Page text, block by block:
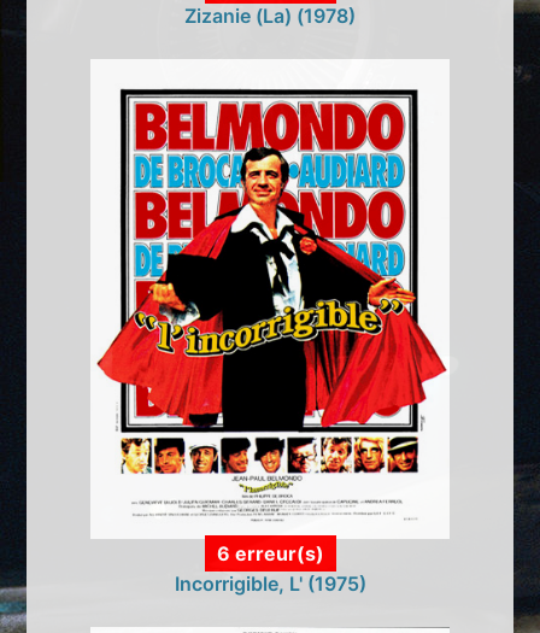
Zizanie (La) (1978)
6 erreur(s)
Incorrigible, L' (1975)